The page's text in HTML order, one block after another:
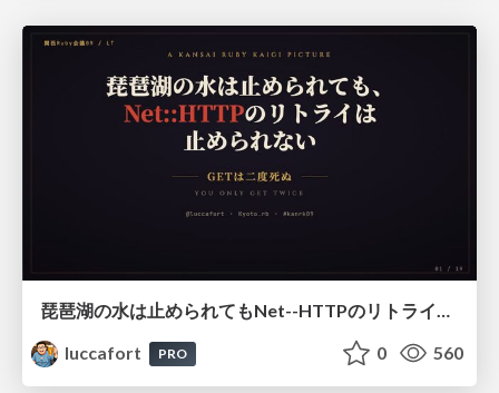
琵琶湖の水は止められてもNet--HTTPのリトライは止められない / You might be able to stop the water flow of Lake Biwa but you can't stop Net::HTTP retries
luccafort
PRO 0 560